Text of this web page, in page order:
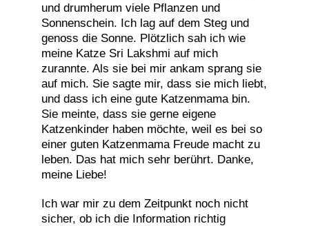
und drumherum viele Pflanzen und
Sonnenschein. Ich lag auf dem Steg und
genoss die Sonne. Plötzlich sah ich wie
meine Katze Sri Lakshmi auf mich
zurannte. Als sie bei mir ankam sprang sie
auf mich. Sie sagte mir, dass sie mich liebt,
und dass ich eine gute Katzenmama bin.
Sie meinte, dass sie gerne eigene
Katzenkinder haben möchte, weil es bei so
einer guten Katzenmama Freude macht zu
leben. Das hat mich sehr berührt. Danke,
meine Liebe!
Ich war mir zu dem Zeitpunkt noch nicht
sicher, ob ich die Information richtig